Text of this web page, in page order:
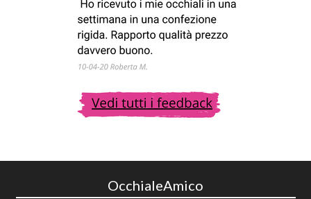
OcchialeAmico